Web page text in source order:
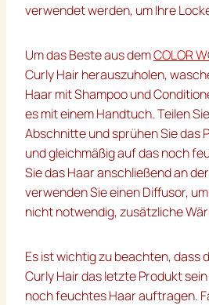
verwendet werden, um Ihre
Um das Beste aus demCOLOR
Curly Hair herauszuholen,
Haar mit Shampoo und
es mit einem Handtuch. Teilen
Abschnitte und sprühen Sie das
und gleichmäßig auf das noch
Sie das Haar anschließend an
verwenden Sie einen Diffusor,
nicht notwendig, zusätzliche
Es ist wichtig zu beachten, dass
Curly Hair das letzte Produkt
noch feuchtes Haar auftragen.